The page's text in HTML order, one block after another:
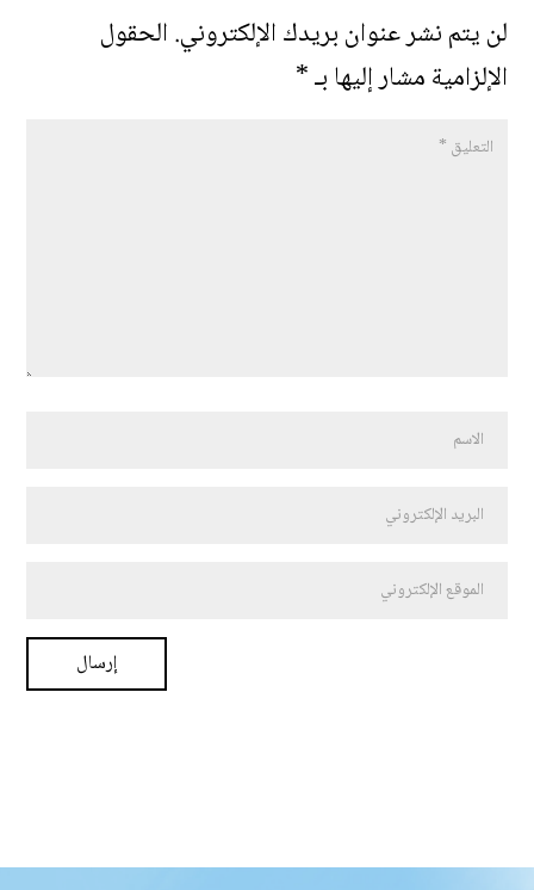
لن يتم نشر عنوان بريدك الإلكتروني.الحقول
الإلزامية مشار إليها بـ*